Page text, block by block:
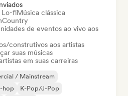
Lo-fiMúsica clássica
Country
de eventos ao vivo aos
construtivos aos artistas
suas músicas
em suas carreiras
/ Mainstream
hop
K-Pop/J-Pop